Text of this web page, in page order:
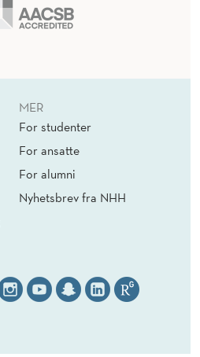
MER
For studenter
For ansatte
For alumni
Nyhetsbrev fra NHH